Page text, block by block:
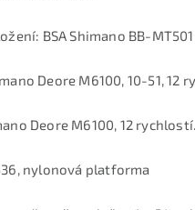
BSA Shimano BB-MT501
Deore M6100, 10-51, 12
Deore M6100, 12 rychlostí.
nylonová platforma